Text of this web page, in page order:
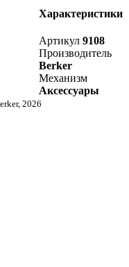
Характеристики
Артикул 9108
Производитель
Berker
Механизм
Аксессуары
2026